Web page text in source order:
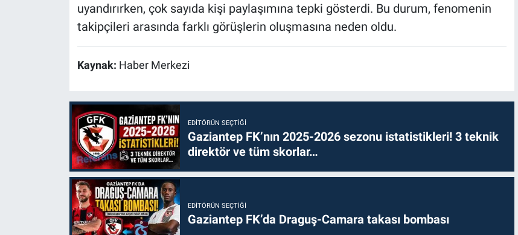
uyandırırken, çok sayıda kişi paylaşımına tepki gösterdi. Bu durum, fenomenin
takipçileri arasında farklı görüşlerin oluşmasına neden oldu.
Kaynak: Haber Merkezi
EDITÖRÜN SEÇTIĞI
Gaziantep FK’nın 2025-2026 sezonu istatistikleri! 3 teknik
direktör ve tüm skorlar…
EDITÖRÜN SEÇTIĞI
Gaziantep FK’da Draguş-Camara takası bombası